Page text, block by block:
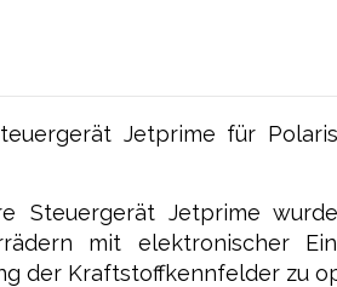
Jetprime für
Steuergerät Jetprime
mit elektronischer
der Kraftstoffkennfelder zu